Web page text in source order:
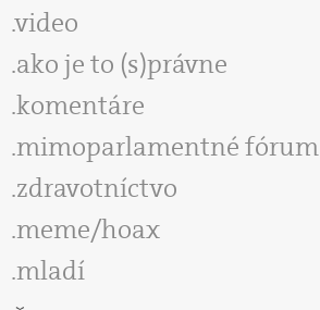
video
ako je to (s)právne
komentáre
mimoparlamentné fórum
zdravotníctvo
meme/hoax
mladí